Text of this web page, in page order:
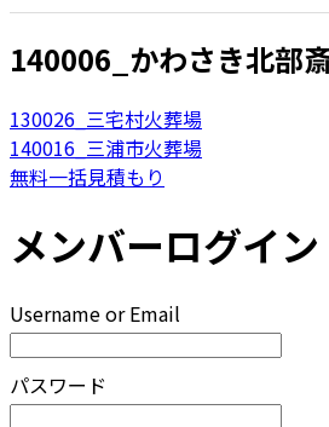
140006_かわさき北部
130026_三宅村火葬場
140016_三浦市火葬場
無料一括見積もり
メンバーログイン
Username or Email
パスワード